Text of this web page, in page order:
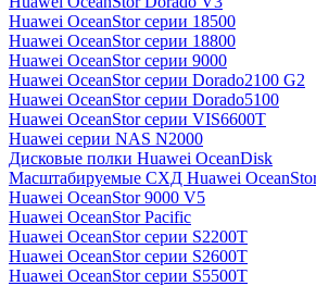
Huawei OceanStor серии 18500
Huawei OceanStor серии 18800
Huawei OceanStor серии 9000
Huawei OceanStor серии Dorado2100 G2
Huawei OceanStor серии Dorado5100
Huawei OceanStor серии VIS6600T
Huawei серии NAS N2000
Дисковые полки Huawei OceanDisk
Масштабируемые СХД Huawei
Huawei OceanStor 9000 V5
Huawei OceanStor Pacific
Huawei OceanStor серии S2200T
Huawei OceanStor серии S2600T
Huawei OceanStor серии S5500T